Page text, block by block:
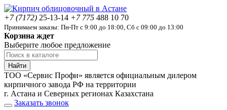
+7 (7172) 25-13-14 +7 775 488 10 70
Принимаем заказы: Пн-Пт с 9:00 до 18:00, Сб с 09:00 до 13:00
Корзина ждет
Выберите любое предложение
Найти
ТОО «Сервис Профи» является официальным дилером
кирпичного завода РФ на территории
г. Астана и Северных регионах Казахстана
Заказать звонок